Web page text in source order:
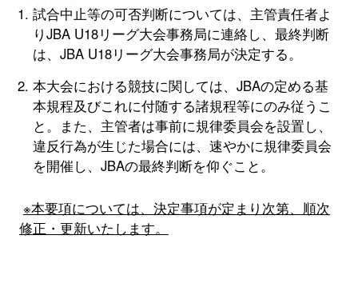
試合中止等の可否判断については、主管責任者よ
りJBA U18リーグ大会事務局に連絡し、最終判断
は、JBA U18リーグ大会事務局が決定する。
本大会における競技に関しては、JBAの定める基
本規程及びこれに付随する諸規程等にのみ従うこ
と。また、主管者は事前に規律委員会を設置し、
違反行為が生じた場合には、速やかに規律委員会
を開催し、JBAの最終判断を仰ぐこと。
※本要項については、決定事項が定まり次第、順次
修正・更新いたします。